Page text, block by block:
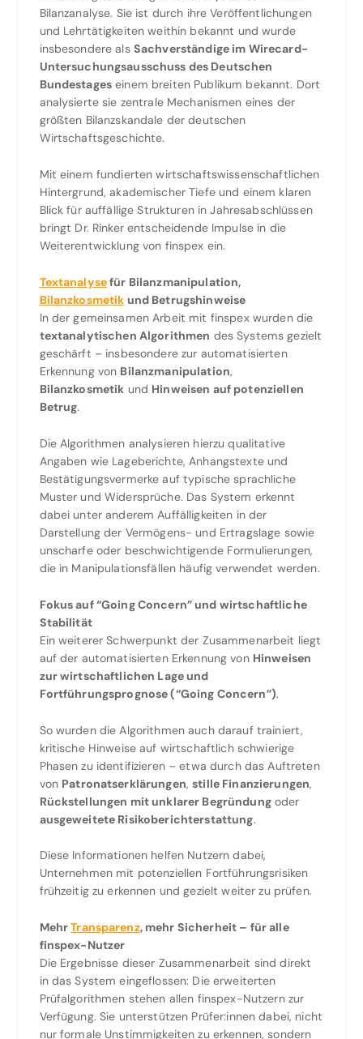
Bilanzanalyse. Sie ist durch ihre Veröffentlichungen
und Lehrtätigkeiten weithin bekannt und wurde
insbesondere als Sachverständige im Wirecard-
Untersuchungsausschuss des Deutschen
Bundestages einem breiten Publikum bekannt. Dort
analysierte sie zentrale Mechanismen eines der
größten Bilanzskandale der deutschen
Wirtschaftsgeschichte.
Mit einem fundierten wirtschaftswissenschaftlichen
Hintergrund, akademischer Tiefe und einem klaren
Blick für auffällige Strukturen in Jahresabschlüssen
bringt Dr. Rinker entscheidende Impulse in die
Weiterentwicklung von finspex ein.
Textanalysefür Bilanzmanipulation,
Bilanzkosmetik und Betrugshinweise
In der gemeinsamen Arbeit mit finspex wurden die
textanalytischen Algorithmen des Systems gezielt
geschärft – insbesondere zur automatisierten
Erkennung von Bilanzmanipulation,
Bilanzkosmetik und Hinweisen auf potenziellen
Betrug.
Die Algorithmen analysieren hierzu qualitative
Angaben wie Lageberichte, Anhangstexte und
Bestätigungsvermerke auf typische sprachliche
Muster und Widersprüche. Das System erkennt
dabei unter anderem Auffälligkeiten in der
Darstellung der Vermögens- und Ertragslage sowie
unscharfe oder beschwichtigende Formulierungen,
die in Manipulationsfällen häufig verwendet werden.
Fokus auf “Going Concern” und wirtschaftliche
Stabilität
Ein weiterer Schwerpunkt der Zusammenarbeit liegt
auf der automatisierten Erkennung von Hinweisen
zur wirtschaftlichen Lage und
Fortführungsprognose (“Going Concern”).
So wurden die Algorithmen auch darauf trainiert,
kritische Hinweise auf wirtschaftlich schwierige
Phasen zu identifizieren – etwa durch das Auftreten
von Patronatserklärungen,stille Finanzierungen,
Rückstellungen mit unklarer Begründungoder
ausgeweitete Risikoberichterstattung.
Diese Informationen helfen Nutzern dabei,
Unternehmen mit potenziellen Fortführungsrisiken
frühzeitig zu erkennen und gezielt weiter zu prüfen.
MehrTransparenz, mehr Sicherheit – für alle
finspex-Nutzer
Die Ergebnisse dieser Zusammenarbeit sind direkt
in das System eingeflossen: Die erweiterten
Prüfalgorithmen stehen allen finspex-Nutzern zur
Verfügung. Sie unterstützen Prüfer:innen dabei, nicht
nur formale Unstimmigkeiten zu erkennen, sondern